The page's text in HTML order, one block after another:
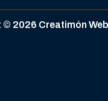
2026 Creatimón